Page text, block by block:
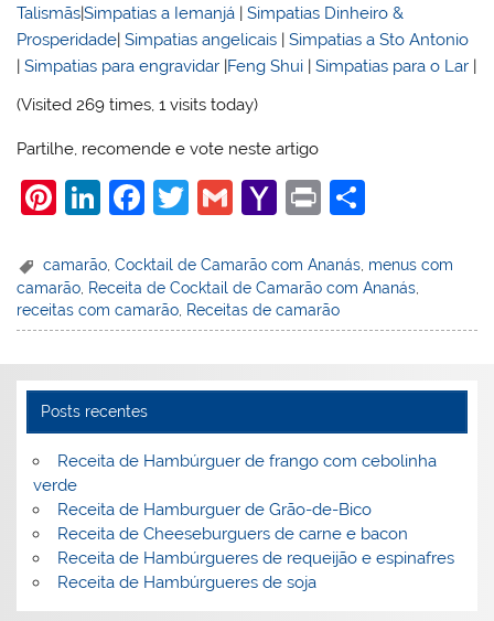
Talismãs|Simpatias a Iemanjá |Simpatias Dinheiro &
Prosperidade|Simpatias angelicais |Simpatias a Sto Antonio
|Simpatias para engravidar |Feng Shui |Simpatias para o Lar |
(Visited 269 times, 1 visits today)
Partilhe, recomende e vote neste artigo
Pi
er
e
st
Li
k
e
dI
F
c
e
b
o
k
T
itt
er
G
ai
l
Y
h
o
o
l
Pr
t
ar
e
camarão ,Cocktail de Camarão com Ananás menus com
camarão Receita de Cocktail de Camarão com Ananás
receitas com camarão Receitas de camarão
Posts recentes
Receita de Hambúrguer de frango com cebolinha
verde
Receita de Hamburguer de Grão-de-Bico
Receita de Cheeseburguers de carne e bacon
Receita de Hambúrgueres de requeijão e espinafres
Receita de Hambúrgueres de soja